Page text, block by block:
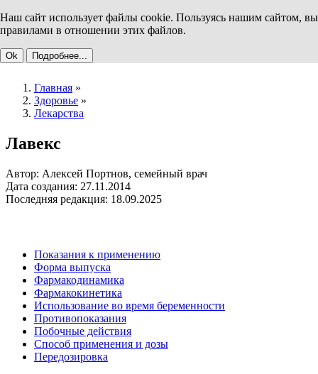
Наш сайт использует файлы cookie. Пользуясь нашим сайтом, вы
правилами в отношении этих файлов.
Ok Подробнее...
Главная »
Здоровье »
Лекарства
Лавекс
Автор: Алексей Портнов, семейный врач
Дата создания: 27.11.2014
Последняя редакция: 18.09.2025
Показания к применению
Форма выпуска
Фармакодинамика
Фармакокинетика
Использование во время беременности
Противопоказания
Побочные действия
Способ применения и дозы
Передозировка